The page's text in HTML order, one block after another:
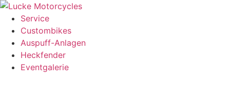
Zum
Inhalt
springen
Service
Custombikes
Auspuff-Anlagen
Heckfender
Eventgalerie